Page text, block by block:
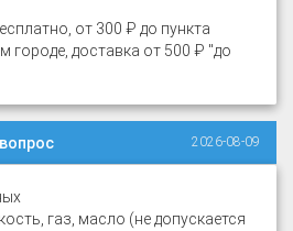
от 300 ₽ до пункта
городе, доставка от 500 ₽ "до
2026-08-09
газ, масло (не допускается